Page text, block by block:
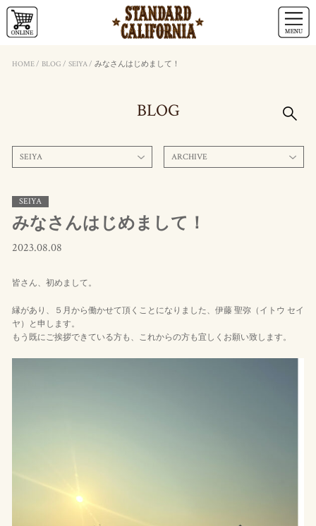
HOME/ BLOG / SEIYA/ みなさんはじめまして！
BLOG
SEIYA ARCHIVE
SEIYA
みなさんはじめまして！
2023.08.08
皆さん、初めまして。
縁があり、５月から働かせて頂くことになりました、伊藤 聖弥（イトウ セイ
ヤ）と申します。
もう既にご挨拶できている方も、これからの方も宜しくお願い致します。